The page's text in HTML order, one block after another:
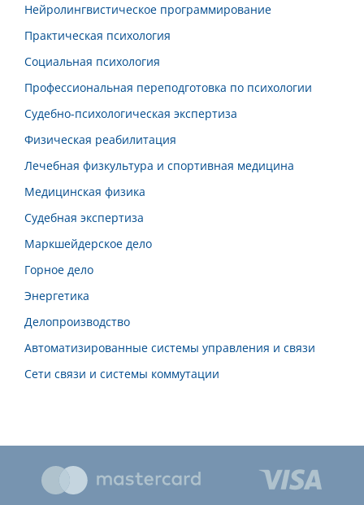
Нейролингвистическое программирование
Практическая психология
Социальная психология
Профессиональная переподготовка по психологии
Судебно-психологическая экспертиза
Физическая реабилитация
Лечебная физкультура и спортивная медицина
Медицинская физика
Судебная экспертиза
Маркшейдерское дело
Горное дело
Энергетика
Делопроизводство
Автоматизированные системы управления и связи
Сети связи и системы коммутации